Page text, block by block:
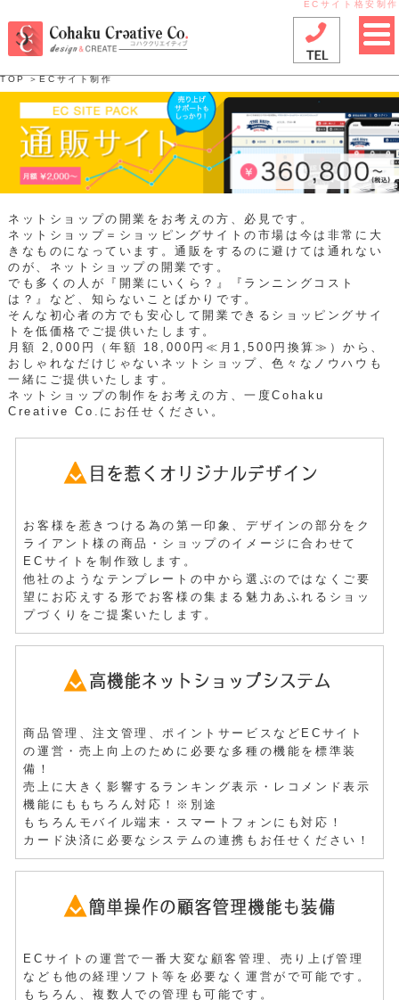
ECサイト格安制作
TOP ＞ECサイト制作
ネットショップの開業をお考えの方、必見です。
ネットショップ＝ショッピングサイトの市場は今は非常に大
きなものになっています。通販をするのに避けては通れない
のが、ネットショップの開業です。
でも多くの人が『開業にいくら？』『ランニングコスト
は？』など、知らないことばかりです。
そんな初心者の方でも安心して開業できるショッピングサイ
トを低価格でご提供いたします。
月額 2,000円（年額 18,000円≪月1,500円換算≫）から、
おしゃれなだけじゃないネットショップ、色々なノウハウも
一緒にご提供いたします。
ネットショップの制作をお考えの方、一度Cohaku
Creative Co.にお任せください。
お客様を惹きつける為の第一印象、デザインの部分をク
ライアント様の商品・ショップのイメージに合わせて
ECサイト を制作致します。
他社のようなテンプレートの中から選ぶのではなくご要
望にお応えする形でお客様の集まる魅力あふれるショッ
プづくりをご提案いたします。
商品管理、注文管理、ポイントサービスなど ECサイト
の運営・売上向上のために必要な多種の機能を標準装
備！
売上に大きく影響するランキング表示・レコメンド表示
機能にももちろん対応！
※別途
もちろんモバイル端末・スマートフォンにも対応！
カード決済に必要なシステムの連携もお任せください！
ECサイトの運営で一番大変な顧客管理、売り上げ管理
なども他の経理ソフト等を必要なく運営がで可能です。
もちろん、複数人での管理も可能です。